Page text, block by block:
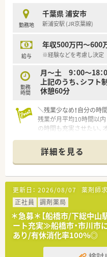
時短勤務ができるよう変
■年間休日が120日とワ
■日用品から常備薬まで
勤務地
千葉県 浦安市
新浦安駅 (JR京葉線)
給与
年収500万円～600
※経験などを考慮し決定
勤務
時間
月～土 9：00～18：
上記のうち、シフト
休憩60分
＼残業少なめ！自分の時
残業が月平均10時間以
の時間も充実させたい
＊
【店舗情報と応需状況につ
■近隣の大学病院から総
疾患や処方内容に触れ
す。
■1日あたりの処方箋枚
体制で一人ひとりの患
ます。
■新浦安駅からバスや自
商業施設も多いため仕
です。
詳細を見る
更新日： 2026/08/07 薬剤師
正社員
調剤薬局
＊急募＊【船橋市/下総中
ート充実≫船橋市・市川市
あり/有休消化率100%◎